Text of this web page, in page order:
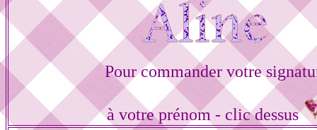
Pour commander votre
à votre prénom - clic dessus